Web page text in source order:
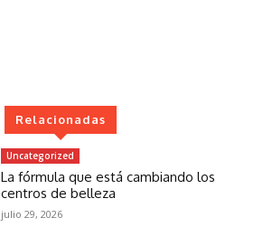
Relacionadas
Uncategorized
La fórmula que está cambiando los
centros de belleza
julio 29, 2026